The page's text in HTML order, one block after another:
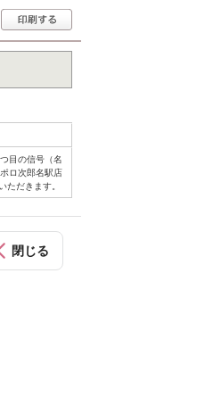
目の信号（名
ロ次郎名駅店
ただきます。
閉じる